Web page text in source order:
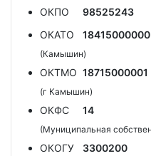
ОКПО
98525243
ОКАТО
18415000000
(Камышин)
ОКТМО 18715000001
(г Камышин)
ОКФС 14
(Муниципальная
ОКОГУ 3300200